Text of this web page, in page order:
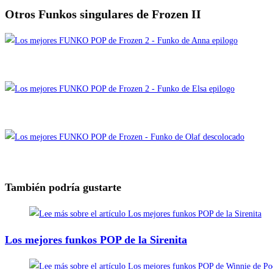
Otros Funkos singulares de Frozen II
También podría gustarte
Los mejores funkos POP de la Sirenita